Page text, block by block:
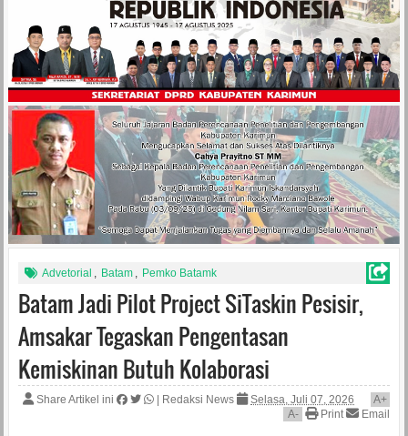
Advetorial , Batam , Pemko Batamk
Batam Jadi Pilot Project SiTaskin Pesisir,
Amsakar Tegaskan Pengentasan
Kemiskinan Butuh Kolaborasi
Share Artikel ini Redaksi News Selasa, Juli 07, 2026 A+
A- Print Email